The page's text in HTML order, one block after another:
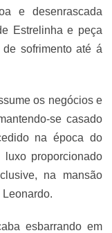
e desenrascada
Estrelinha e peça
sofrimento até á
os negócios e
se casado
na época do
proporcionado
na mansão
esbarrando em